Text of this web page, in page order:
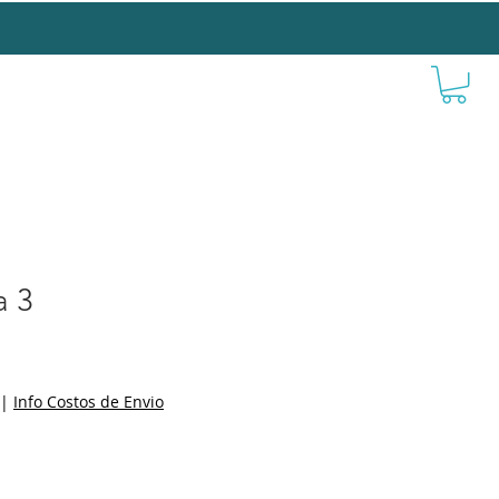
3
| Info Costos de Envio